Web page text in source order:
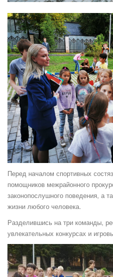
Перед началом спортивных
помощников межрайонного
законопослушного поведения, а
жизни любого человека.
Разделившись на три команды,
увлекательных конкурсах и